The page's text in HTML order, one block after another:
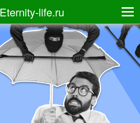
Eternity-life.ru